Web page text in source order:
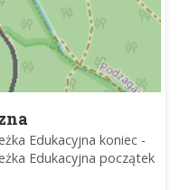
Edukacyjna koniec -
Edukacyjna początek